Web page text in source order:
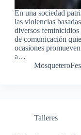
En una sociedad
las violencias
diversos feminicidios
de comunicación
ocasiones
a…
Talleres